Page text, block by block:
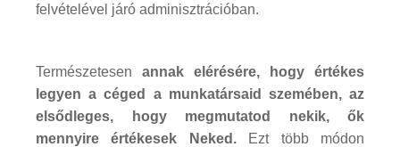
felvételével járó adminisztrációban.
Természetesen annak elérésére, hogy értékes
legyen a céged a munkatársaid szemében, az
elsődleges, hogy megmutatod nekik, ők
mennyire értékesek Neked.Ezt több módon